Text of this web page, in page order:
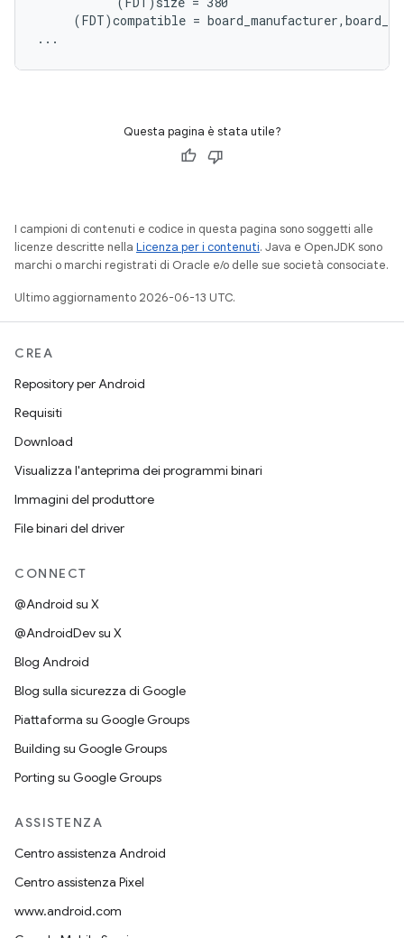
(FDT)compatible =
Questa pagina è stata utile?
I campioni di contenuti e codice in questa pagina sono soggetti alle
licenze descritte nella Licenza per i contenuti. Java e OpenJDK sono
marchi o marchi registrati di Oracle e/o delle sue società consociate.
Ultimo aggiornamento 2026-06-13 UTC.
CREA
Repository per Android
Requisiti
Download
Visualizza l'anteprima dei programmi binari
Immagini del produttore
File binari del driver
CONNECT
@Android su X
@AndroidDev su X
Blog Android
Blog sulla sicurezza di Google
Piattaforma su Google Groups
Building su Google Groups
Porting su Google Groups
ASSISTENZA
Centro assistenza Android
Centro assistenza Pixel
www.android.com